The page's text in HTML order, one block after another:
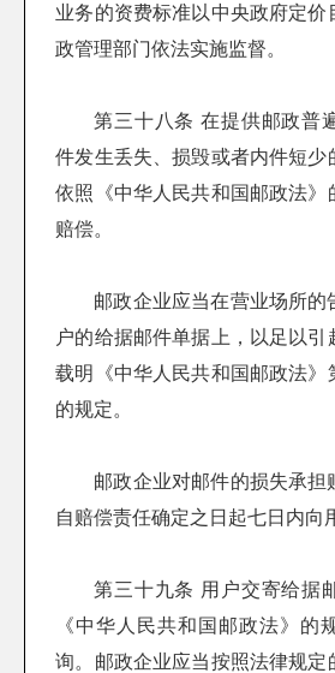
业务的资费标准以中央政府定价
政管理部门依法实施监督。
第三十八条 在提供邮政普
件发生丢失、损毁或者内件短少
依照《中华人民共和国邮政法》
赔偿。
邮政企业应当在营业场所的
户的给据邮件单据上，以足以
载明《中华人民共和国邮政法》
的规定。
邮政企业对邮件的损失承担
自赔偿责任确定之日起七日内向
第三十九条 用户交寄给据
《中华人民共和国邮政法》的
询。邮政企业应当按照法律规定